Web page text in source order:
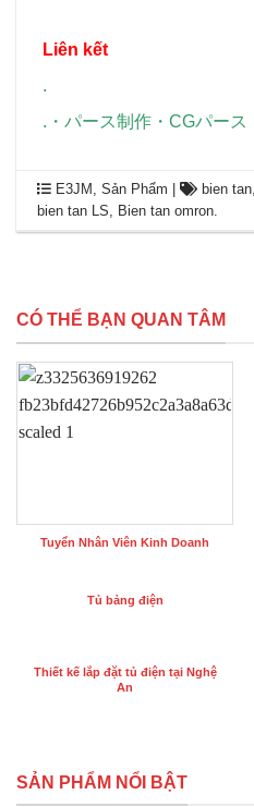
Liên kết
.
. ・ パース制作 ・ CGパース
E3JM ,Sản Phẩm | bien tan
bien tan LS
Bien tan omron
CÓ THỂ BẠN QUAN TÂM
Tuyển Nhân Viên Kinh Doanh
Tủ bảng điện
Thiết kế lắp đặt tủ điện tại Nghệ
An
SẢN PHẨM NỔI BẬT